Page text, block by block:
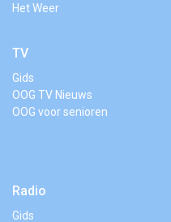
Het Weer
TV
Gids
OOG TV Nieuws
OOG voor senioren
Radio
Gids